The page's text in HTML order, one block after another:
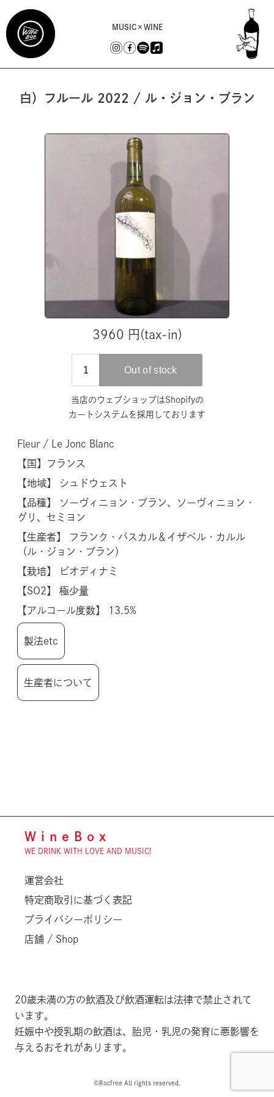
MUSIC×WINE
白）フルール 2022 / ル・ジョン・ブラン
3960 円(tax-in)
当店のウェブショップはShopifyの
カートシステムを採用しております
Fleur / Le Jonc Blanc
【国】
フランス
【地域】 シュドウェスト
【品種】 ソーヴィニョン・ブラン、ソーヴィニョン・
グリ、セミヨン
【生産者】 フランク・パスカル＆イザベル・カルル
（ル・ジョン・ブラン）
【栽培】 ビオディナミ
【SO2】 極少量
【アルコール度数】 13.5%
製法etc
生産者について
WineBox
WE DRINK WITH LOVE AND MUSIC!
運営会社
特定商取引に基づく表記
プライバシーポリシー
店舗 / Shop
20歳未満の方の飲酒及び飲酒運転は法律で禁止されて
います。
妊娠中や授乳期の飲酒は、胎児・乳児の発育に悪影響を
与えるおそれがあります。
©️Rocfree All rights reserved.